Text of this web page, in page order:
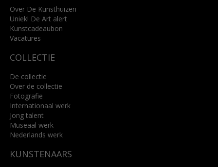
info@kunsthuisbreda.nl
Lees meer
Over De Kunsthuizen
Uniek! De Art alert
Kunstcadeaubon
Vacatures
COLLECTIE
De collectie
Over de collectie
Fotografie
Internationaal werk
Jong talent
Museaal werk
Nederlands werk
KUNSTENAARS